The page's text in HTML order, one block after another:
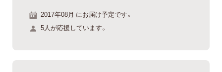
2017年08月 にお届け予定です。
5人が応援しています。